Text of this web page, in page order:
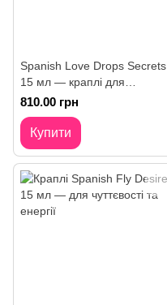
Spanish Love Drops Secrets
15 мл — краплі для
чуттєвості та енергії
810.00 грн
Купити